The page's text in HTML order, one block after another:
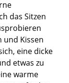
das Sitzen
und Kissen
eine dicke
etwas zu
warme